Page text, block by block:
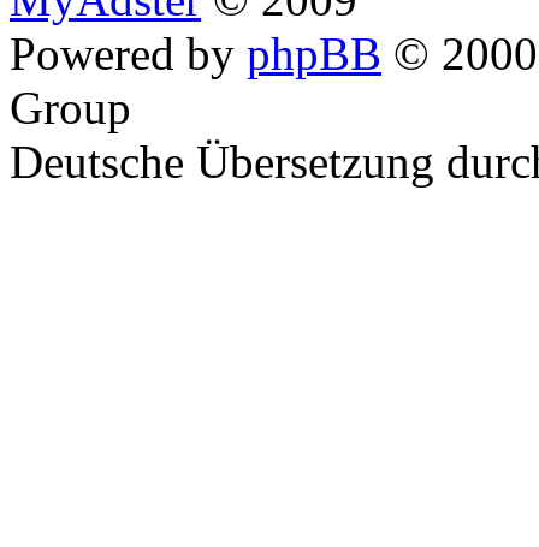
Powered by phpBB ©
Group
Deutsche Übersetzung